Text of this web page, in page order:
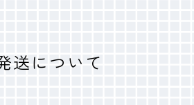
送について